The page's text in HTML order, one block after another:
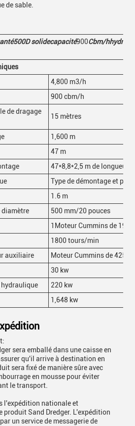
de sable.
500D solidecapacité900Cbm/h
4,800 m3/h
900 cbm/h
de dragage
15 mètres
1,600 m
47 m
47*8,8*2,5 m de longueur
Type de démontage et
1.6 m
diamètre
500 mm/20 pouces
1Moteur Cummins de 193
1800 tours/min
auxiliaire
Moteur Cummins de 425
30 kw
hydraulique
220 kw
1,648 kw
sera emballé dans une caisse en
qu'il arrive à destination en
sera fixé de manière sûre avec
en mousse pour éviter
le transport.
l'expédition nationale et
produit Sand Dredger. L'expédition
un service de messagerie de